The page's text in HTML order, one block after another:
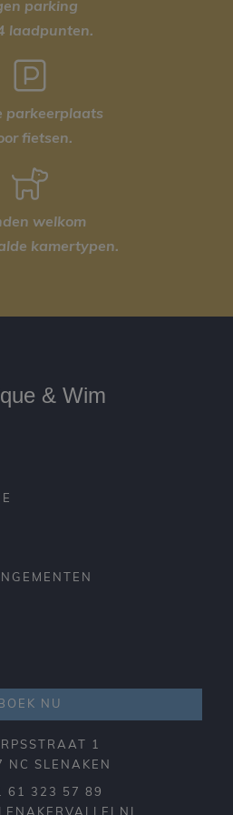
parking
laadpunten.
parkeerplaats
fietsen.
welkom
kamertypen.
& Wim
BOEK NU
1
NC SLENAKEN
61 323 57 89